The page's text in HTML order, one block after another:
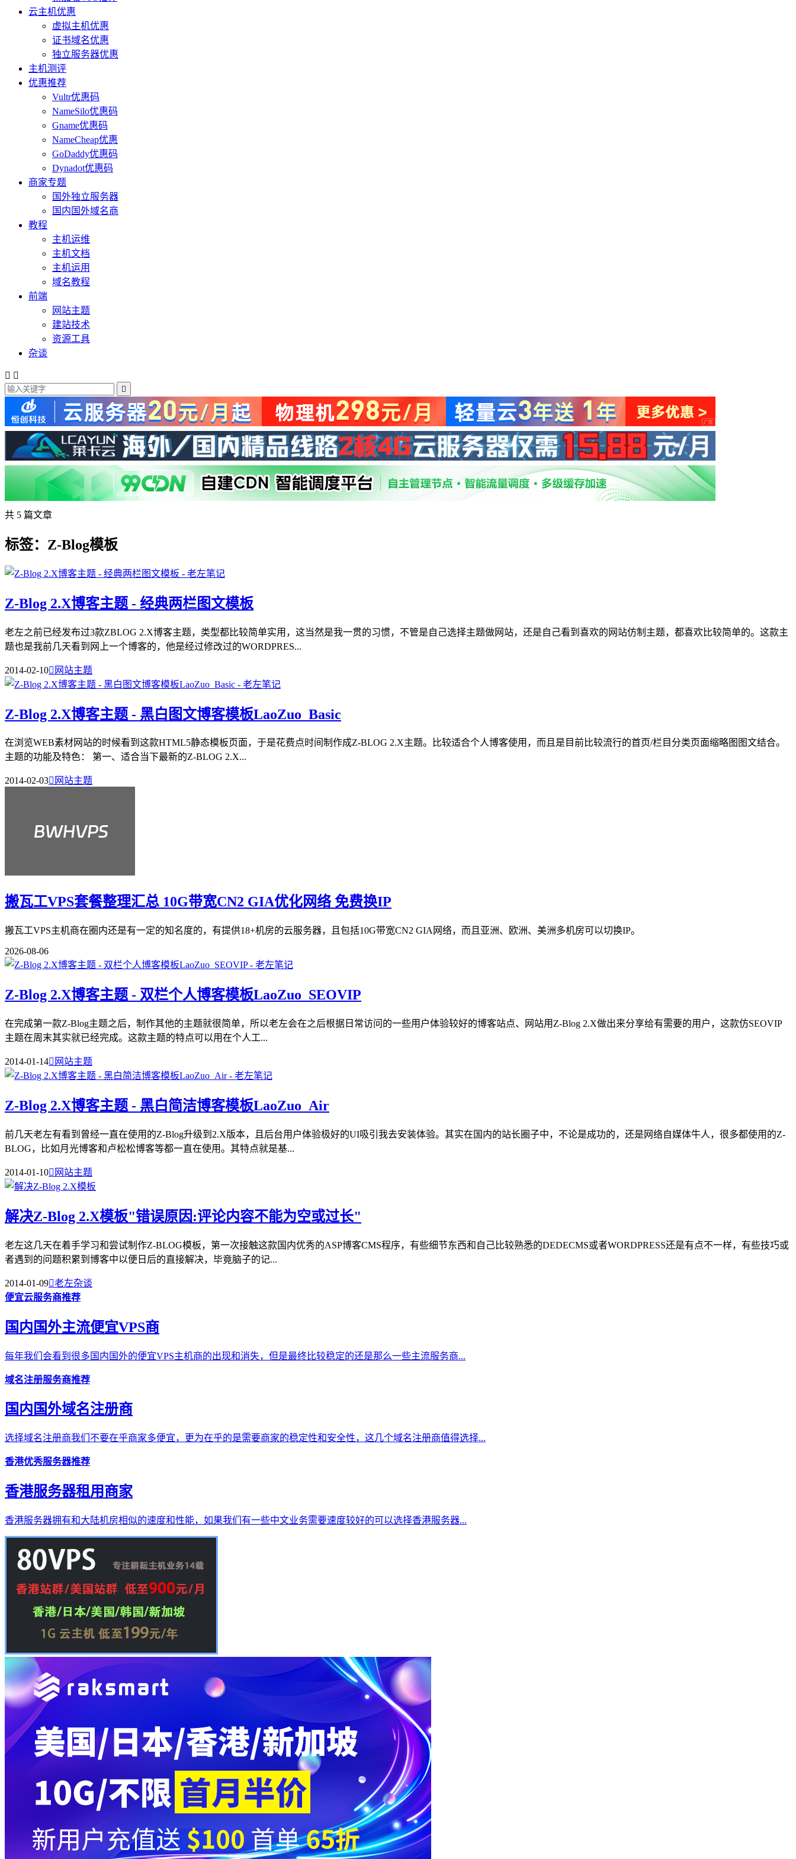
云主机优惠
虚拟主机优惠
证书域名优惠
独立服务器优惠
主机测评
优惠推荐
Vultr优惠码
NameSilo优惠码
Gname优惠码
NameCheap优惠
GoDaddy优惠码
Dynadot优惠码
商家专题
国外独立服务器
国内国外域名商
教程
主机运维
主机文档
主机运用
域名教程
前端
网站主题
建站技术
资源工具
杂谈
 

共 5 篇文章
标签：Z-Blog模板
Z-Blog 2.X博客主题 - 经典两栏图文模板
老左之前已经发布过3款ZBLOG 2.X博客主题，类型都比较简单实用，这当然是我一贯的习惯，不管是自己选择主题做网站，还是自己看到喜欢的网站仿制主题，都喜欢比较简单的。这款主
题也是我前几天看到网上一个博客的，他是经过修改过的WORDPRES...
2014-02-10 网站主题
Z-Blog 2.X博客主题 - 黑白图文博客模板LaoZuo_Basic
在浏览WEB素材网站的时候看到这款HTML5静态模板页面，于是花费点时间制作成Z-BLOG 2.X主题。比较适合个人博客使用，而且是目前比较流行的首页/栏目分类页面缩略图图文结合。
主题的功能及特色： 第一、适合当下最新的Z-BLOG 2.X...
2014-02-03 网站主题
搬瓦工VPS套餐整理汇总 10G带宽CN2 GIA优化网络 免费换IP
搬瓦工VPS主机商在圈内还是有一定的知名度的，有提供18+机房的云服务器，且包括10G带宽CN2 GIA网络，而且亚洲、欧洲、美洲多机房可以切换IP。
2026-08-06
Z-Blog 2.X博客主题 - 双栏个人博客模板LaoZuo_SEOVIP
在完成第一款Z-Blog主题之后，制作其他的主题就很简单，所以老左会在之后根据日常访问的一些用户体验较好的博客站点、网站用Z-Blog 2.X做出来分享给有需要的用户，这款仿SEOVIP
主题在周末其实就已经完成。这款主题的特点可以用在个人工...
2014-01-14 网站主题
Z-Blog 2.X博客主题 - 黑白简洁博客模板LaoZuo_Air
前几天老左有看到曾经一直在使用的Z-Blog升级到2.X版本，且后台用户体验极好的UI吸引我去安装体验。其实在国内的站长圈子中，不论是成功的，还是网络自媒体牛人，很多都使用的Z-
BLOG，比如月光博客和卢松松博客等都一直在使用。其特点就是基...
2014-01-10 网站主题
解决Z-Blog 2.X模板"错误原因:评论内容不能为空或过长"
老左这几天在着手学习和尝试制作Z-BLOG模板，第一次接触这款国内优秀的ASP博客CMS程序，有些细节东西和自己比较熟悉的DEDECMS或者WORDPRESS还是有点不一样，有些技巧或
者遇到的问题积累到博客中以便日后的直接解决，毕竟脑子的记...
2014-01-09老左杂谈
便宜云服务商推荐
国内国外主流便宜VPS商
每年我们会看到很多国内国外的便宜VPS主机商的出现和消失，但是最终比较稳定的还是那么一些主流服务商...
域名注册服务商推荐
国内国外域名注册商
选择域名注册商我们不要在乎商家多便宜，更为在乎的是需要商家的稳定性和安全性，这几个域名注册商值得选择...
香港优秀服务器推荐
香港服务器租用商家
香港服务器拥有和大陆机房相似的速度和性能，如果我们有一些中文业务需要速度较好的可以选择香港服务器...